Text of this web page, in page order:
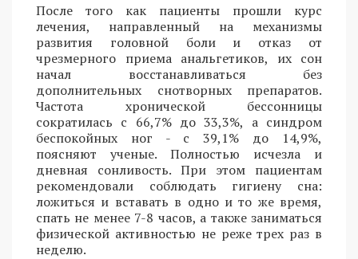
После того как пациенты прошли курс
лечения, направленный на механизмы
развития головной боли и отказ от
чрезмерного приема анальгетиков, их сон
начал восстанавливаться без
дополнительных снотворных препаратов.
Частота хронической бессонницы
сократилась с 66,7% до 33,3%, а синдром
беспокойных ног - с 39,1% до 14,9%,
поясняют ученые. Полностью исчезла и
дневная сонливость. При этом пациентам
рекомендовали соблюдать гигиену сна:
ложиться и вставать в одно и то же время,
спать не менее 7-8 часов, а также заниматься
физической активностью не реже трех раз в
неделю.